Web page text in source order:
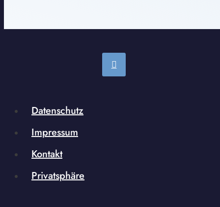
Datenschutz
Impressum
Kontakt
Privatsphäre